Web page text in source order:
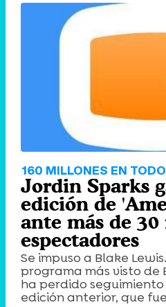
160 MILLONES EN
Jordin Sparks
edición de
ante más de
espectadores
Se impuso a Blake
programa más visto de
ha perdido
edición anterior, que